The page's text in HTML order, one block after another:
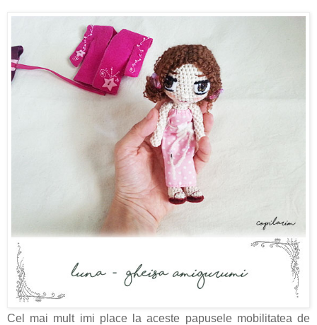
Cel mai mult imi place la aceste papusele mobilitatea de